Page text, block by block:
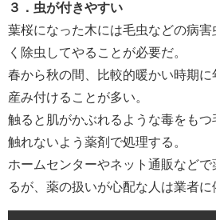
３．虫が付きやすい
葉桜になった木には毛虫などの病害
く除虫してやることが必要だ。
春から秋の間、比較的暖かい時期
産み付けることが多い。
触ると肌がかぶれるような毒をも
触れないよう薬剤で処理する。
ホームセンターやネット通販などで
るが、薬の扱いが心配な人は業者に